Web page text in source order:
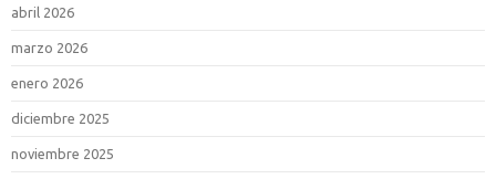
abril 2026
marzo 2026
enero 2026
diciembre 2025
noviembre 2025